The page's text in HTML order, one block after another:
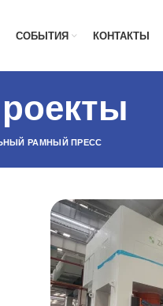
СОБЫТИЯ КОНТАКТЫ
РАМНЫЙ ПРЕСС